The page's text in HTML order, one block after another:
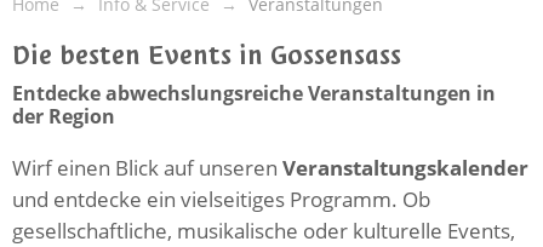
Die besten Events in Gossensass
Entdecke abwechslungsreiche Veranstaltungen in
der Region
Wirf einen Blick auf unseren Veranstaltungskalender
und entdecke ein vielseitiges Programm. Ob
gesellschaftliche, musikalische oder kulturelle Events,